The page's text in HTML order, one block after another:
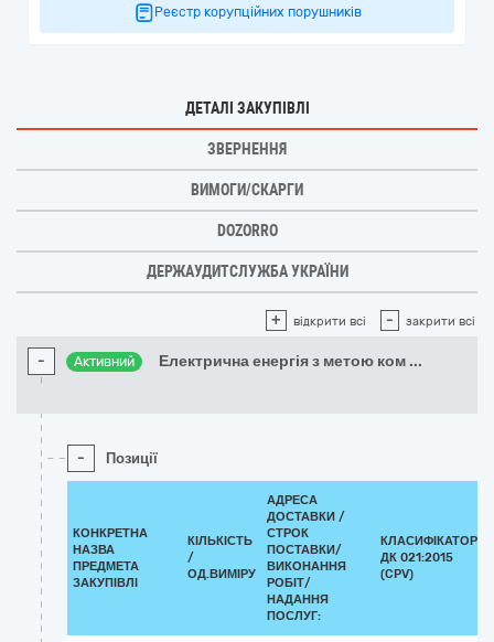
Реєстр корупційних порушників
ДЕТАЛІ ЗАКУПІВЛІ
ЗВЕРНЕННЯ
ВИМОГИ/СКАРГИ
DOZORRO
ДЕРЖАУДИТСЛУЖБА УКРАЇНИ
+ відкрити всі - закрити всі
- Активний Електрична енергія з метою ком ...
- Позиції
КОНКРЕТНА
НАЗВА
ПРЕДМЕТА
ЗАКУПІВЛІ
КІЛЬКІСТЬ
/
ОД.ВИМІРУ
АДРЕСА
ДОСТАВКИ /
СТРОК
ПОСТАВКИ/
ВИКОНАННЯ
РОБІТ/
НАДАННЯ
ПОСЛУГ:
КЛАСИФІКАТОР
ДК 021:2015
(CPV)